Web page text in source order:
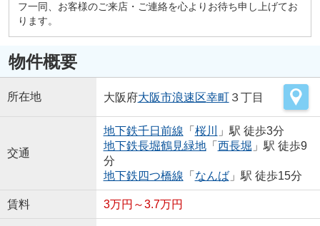
フ一同、お客様のご来店・ご連絡を心よりお待ち申し上げてお
ります。
物件概要
所在地 大阪府大阪市浪速区幸町３丁目
交通
地下鉄千日前線 「 桜川
」駅 徒歩3分
地下鉄長堀鶴見緑地「 西長堀 」駅 徒歩9
分
地下鉄四つ橋線 「 なんば」駅 徒歩15分
賃料 3万円～3.7万円